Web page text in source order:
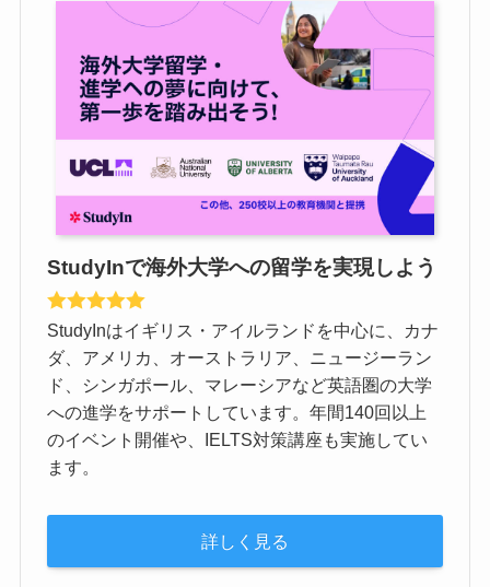
StudyInで海外大学への留学を実現しよう
StudyInはイギリス・アイルランドを中心に、カナ
ダ、アメリカ、オーストラリア、ニュージーラン
ド、シンガポール、マレーシアなど英語圏の大学
への進学をサポートしています。年間140回以上
のイベント開催や、IELTS対策講座も実施してい
ます。
詳しく見る